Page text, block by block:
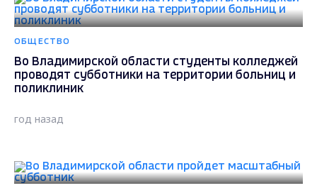
ОБЩЕСТВО
Во Владимирской области студенты колледжей
проводят субботники на территории больниц и
поликлиник
год назад